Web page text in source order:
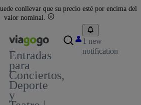
conllevar que su precio esté por encima del
valor nominal.
Entradas
para
Conciertos,
Deporte
y
1 new
notification